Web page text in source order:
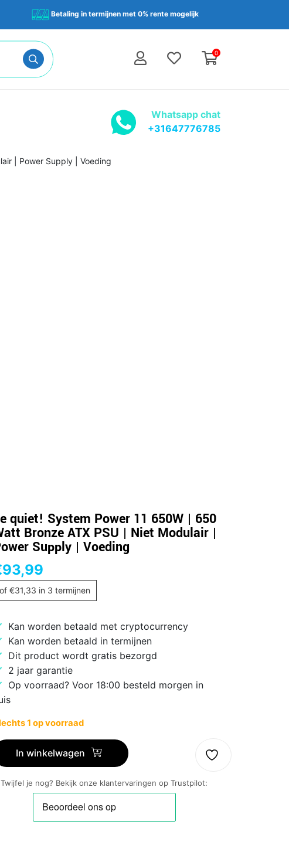
Betaling in termijnen met 0% rente mogelijk
0
Whatsapp chat
+31647776785
| Power Supply | Voeding
quiet! System Power 11 650W | 650
Bronze ATX PSU | Niet Modulair |
Supply | Voeding
93,99
of €31,33 in 3 termijnen
Kan worden betaald met cryptocurrency
Kan worden betaald in termijnen
Dit product wordt gratis bezorgd
2 jaar garantie
Op voorraad? Voor 18:00 besteld morgen in
1 op voorraad
In winkelwagen
Twijfel je nog? Bekijk onze klantervaringen op Trustpilot: